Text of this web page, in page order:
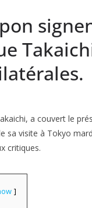
a couvert le
sa visite à Tokyo
critiques.